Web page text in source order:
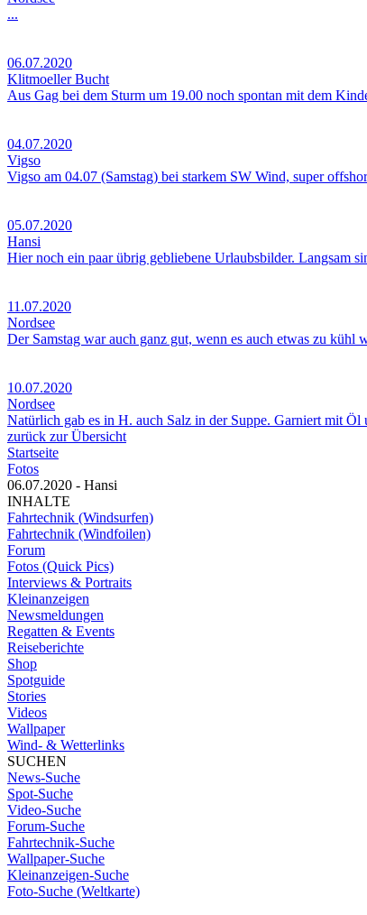
...
06.07.2020
Klitmoeller Bucht
Aus Gag bei dem Sturm um 19.00 noch spontan mit dem
04.07.2020
Vigso
Vigso am 04.07 (Samstag) bei starkem SW Wind, super
05.07.2020
Hansi
Hier noch ein paar übrig gebliebene Urlaubsbilder. Langsam
11.07.2020
Nordsee
Der Samstag war auch ganz gut, wenn es auch etwas zu kühl
10.07.2020
Nordsee
Natürlich gab es in H. auch Salz in der Suppe. Garniert mit
zurück zur Übersicht
Startseite
Fotos
06.07.2020 - Hansi
INHALTE
Fahrtechnik (Windsurfen)
Fahrtechnik (Windfoilen)
Forum
Fotos (Quick Pics)
Interviews & Portraits
Kleinanzeigen
Newsmeldungen
Regatten & Events
Reiseberichte
Shop
Spotguide
Stories
Videos
Wallpaper
Wind- & Wetterlinks
SUCHEN
News-Suche
Spot-Suche
Video-Suche
Forum-Suche
Fahrtechnik-Suche
Wallpaper-Suche
Kleinanzeigen-Suche
Foto-Suche (Weltkarte)